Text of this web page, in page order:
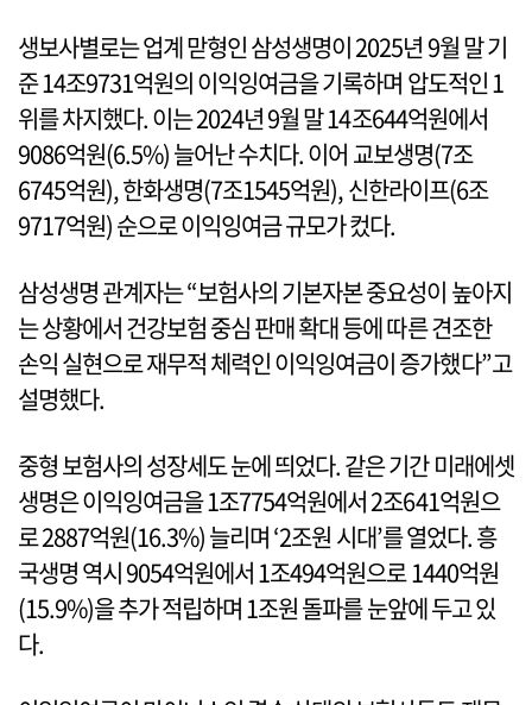
생보사별로는 업계 맏형인 삼성생명이 2025년 9월 말 기
준 14조9731억원의 이익잉여금을 기록하며 압도적인 1
위를 차지했다. 이는 2024년 9월 말 14조644억원에서
9086억원(6.5%) 늘어난 수치다. 이어 교보생명(7조
6745억원), 한화생명(7조1545억원), 신한라이프(6조
9717억원) 순으로 이익잉여금 규모가 컸다.
삼성생명 관계자는 “보험사의 기본자본 중요성이 높아지
는 상황에서 건강보험 중심 판매 확대 등에 따른 견조한
손익 실현으로 재무적 체력인 이익잉여금이 증가했다”고
설명했다.
중형 보험사의 성장세도 눈에 띄었다. 같은 기간 미래에셋
생명은 이익잉여금을 1조7754억원에서 2조641억원으
로 2887억원(16.3%) 늘리며 ‘2조원 시대’를 열었다. 흥
국생명 역시 9054억원에서 1조494억원으로 1440억원
(15.9%)을 추가 적립하며 1조원 돌파를 눈앞에 두고 있
다.